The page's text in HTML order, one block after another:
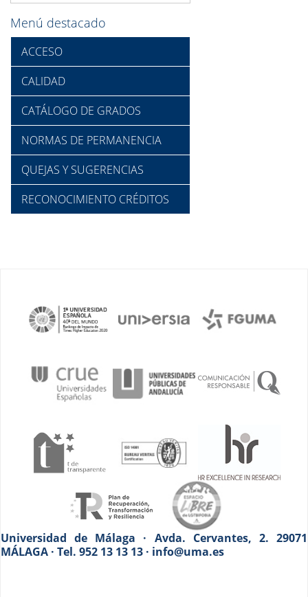
Menú destacado
ACCESO
CALIDAD
CATÁLOGO DE GRADOS
NORMAS DE PERMANENCIA
QUEJAS Y SUGERENCIAS
RECONOCIMIENTO CRÉDITOS
Universidad de Málaga · Avda. Cervantes, 2. 29071
MÁLAGA · Tel. 952 13 13 13 · info@uma.es